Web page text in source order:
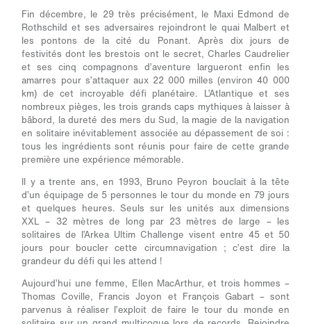
Fin décembre, le 29 très précisément, le Maxi Edmond de
Rothschild et ses adversaires rejoindront le quai Malbert et
les pontons de la cité du Ponant. Après dix jours de
festivités dont les brestois ont le secret, Charles Caudrelier
et ses cinq compagnons d’aventure largueront enfin les
amarres pour s’attaquer aux 22 000 milles (environ 40 000
km) de cet incroyable défi planétaire. L’Atlantique et ses
nombreux pièges, les trois grands caps mythiques à laisser à
bâbord, la dureté des mers du Sud, la magie de la navigation
en solitaire inévitablement associée au dépassement de soi :
tous les ingrédients sont réunis pour faire de cette grande
première une expérience mémorable.
Il y a trente ans, en 1993, Bruno Peyron bouclait à la tête
d’un équipage de 5 personnes le tour du monde en 79 jours
et quelques heures. Seuls sur les unités aux dimensions
XXL – 32 mètres de long par 23 mètres de large – les
solitaires de l’Arkea Ultim Challenge visent entre 45 et 50
jours pour boucler cette circumnavigation ; c’est dire la
grandeur du défi qui les attend !
Aujourd’hui une femme, Ellen MacArthur, et trois hommes –
Thomas Coville, Francis Joyon et François Gabart – sont
parvenus à réaliser l’exploit de faire le tour du monde en